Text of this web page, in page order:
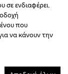
21:00
σε ενδιαφέρει.
που
να κάνουν την